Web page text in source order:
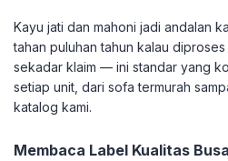
Kayu jati dan mahoni jadi andalan
tahan puluhan tahun kalau
sekadar klaim — ini standar yang
setiap unit, dari sofa termurah
katalog kami.
Membaca Label Kualitas Busa